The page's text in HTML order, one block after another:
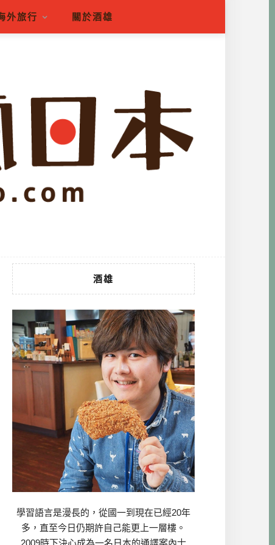
外旅行 關於酒雄
酒雄
學習語言是漫長的，從國一到現在已經20年
多，直至今日仍期許自己能更上一層樓。
2009時下決心成為一名日本的通譯案內士